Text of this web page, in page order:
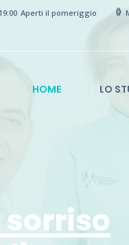
Aperti il pomeriggio
HOME LO
sorriso